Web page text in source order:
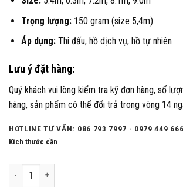
Trọng lượng:150 gram (size 5,4m)
Áp dụng:Thi đấu, hồ dịch vụ, hồ tự nhiên
Lưu ý đặt hàng:
Quý khách vui lòng kiểm tra kỹ đơn hàng, số
hàng, sản phẩm có thể đổi trả trong vòng 14
HOTLINE TƯ VẤN: 086 793 7997 - 0979 449 666
Kích thước cần
Cần Guide Danh Chấn Thiên Hạ 3200X – Phá vỡ